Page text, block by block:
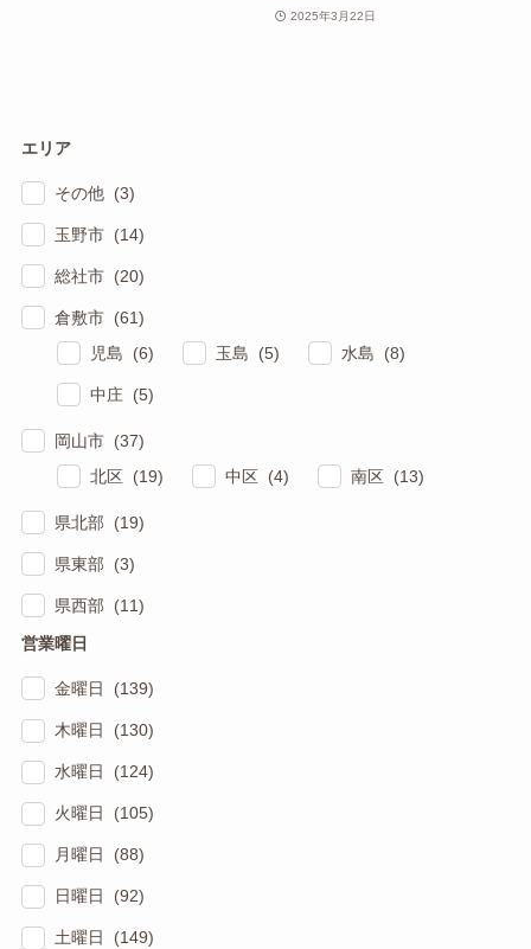
2025年3月22日
エリア
その他 (3)
玉野市 (14)
総社市 (20)
倉敷市 (61)
児島 (6)
玉島 (5) 水島 (8)
中庄 (5)
岡山市 (37)
北区 (19)
中区 (4) 南区 (13)
県北部 (19)
県東部 (3)
県西部 (11)
営業曜日
金曜日 (139)
木曜日 (130)
水曜日 (124)
火曜日 (105)
月曜日 (88)
日曜日 (92)
土曜日 (149)